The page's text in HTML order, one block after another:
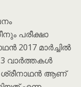
പരീക്ഷാ
2017 മാർച്ചിൽ
3 വാർത്തകൾ
ശ്രീനാഥന്‍ ആണ്